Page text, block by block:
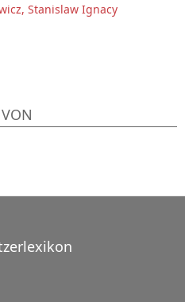
Stanislaw Ignacy